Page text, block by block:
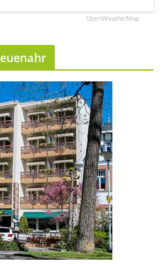
OpenWeatherMap